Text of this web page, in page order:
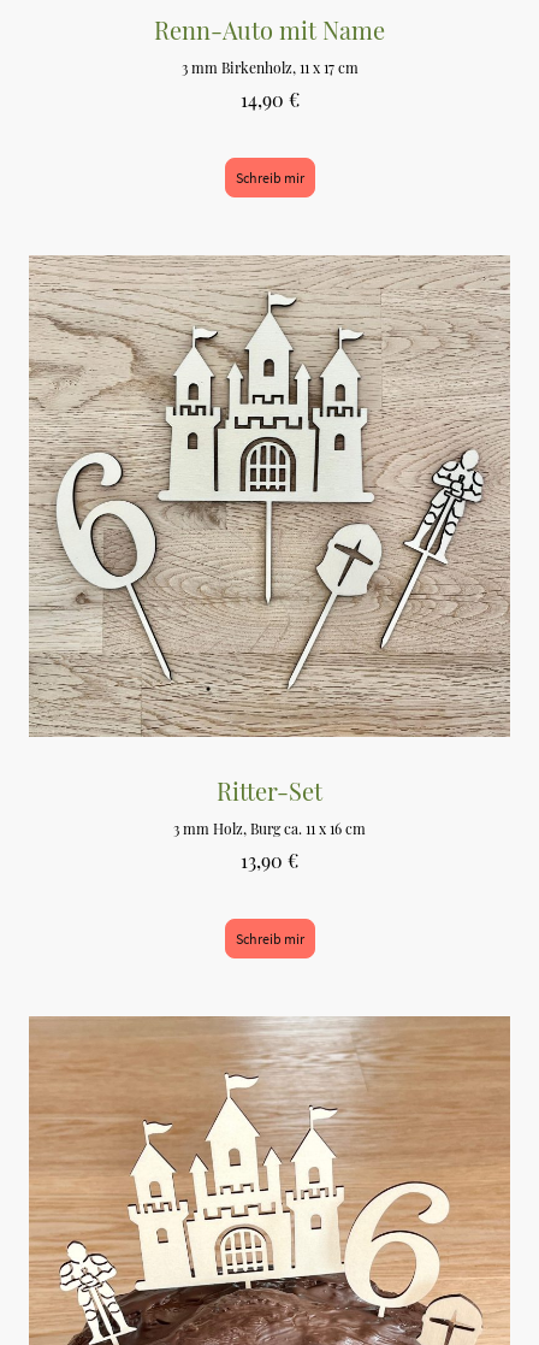
Renn-Auto mit Name
3 mm Birkenholz, 11 x 17 cm
14,90 €
Schreib mir
Ritter-Set
3 mm Holz, Burg ca. 11 x 16 cm
13,90 €
Schreib mir